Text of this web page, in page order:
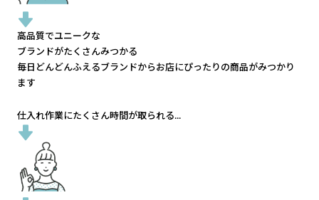
高品質でユニークな
ブランドがたくさんみつかる
毎日どんどんふえるブランドからお店にぴったりの商品がみつかり
ます
仕入れ作業にたくさん時間が取られる...